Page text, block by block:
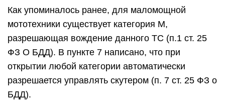
Как упоминалось ранее, для маломощной
мототехники существует категория М,
разрешающая вождение данного ТС (п.1 ст. 25
ФЗ О БДД). В пункте 7 написано, что при
открытии любой категории автоматически
разрешается управлять скутером (п. 7 ст. 25 ФЗ о
БДД).